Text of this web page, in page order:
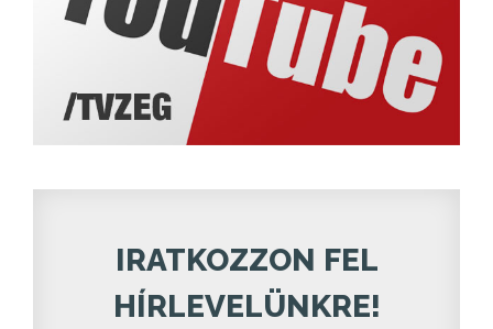
IRATKOZZON FEL
HÍRLEVELÜNKRE!